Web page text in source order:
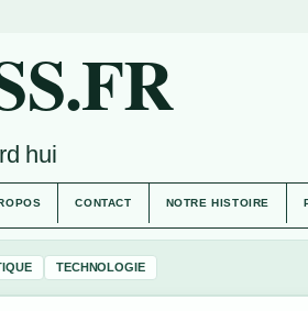
hui
CONTACT NOTRE HISTOIRE
TECHNOLOGIE